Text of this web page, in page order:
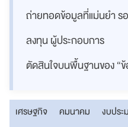
ถ่ายทอดข้อมูลที่แม่นยำ ร
ลงทุน ผู้ประกอบการ
ตัดสินใจบนพื้นฐานของ “ข้
เศรษฐกิจ คมนาคม งบปร